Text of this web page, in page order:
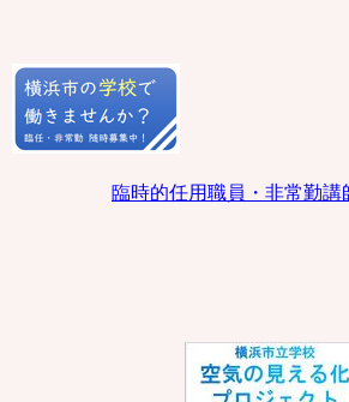
臨時的任用職員・非常勤講